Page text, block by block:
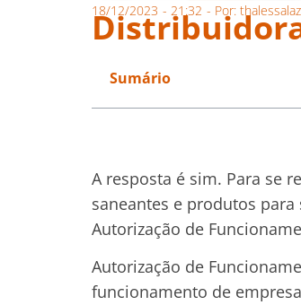
18/12/2023 - 21:32 - Por:
Sumário
A resposta é sim. Para se
saneantes e produtos
Autorização de
Autorização de
funcionamento de